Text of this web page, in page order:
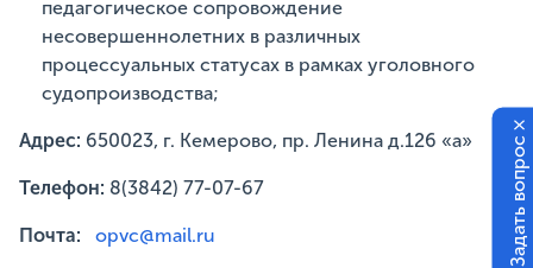
педагогическое сопровождение
несовершеннолетних в различных
процессуальных статусах в рамках уголовного
судопроизводства;
Адрес: 650023, г. Кемерово, пр. Ленина д.126 «а»
Телефон: 8(3842) 77-07-67
Почта: opvc@mail.ru Задать вопрос
×